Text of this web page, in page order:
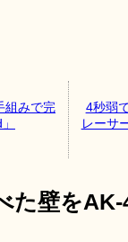
組みで完
4秒弱
レーサ
た壁を